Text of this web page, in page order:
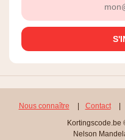
Nous connaître Contact
Kortingscode.be
Nelson